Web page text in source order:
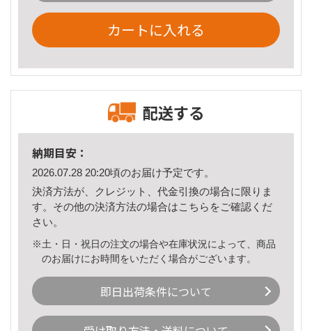
カートに入れる
配送する
納期目安：
2026.07.28 20:20頃のお届け予定です。
決済方法が、クレジット、代金引換の場合に限りま
す。その他の決済方法の場合はこちら をご確認くだ
さい。
※土・日・祝日の注文の場合や在庫状況によって、商品
のお届けにお時間をいただく場合がございます。
即日出荷条件について